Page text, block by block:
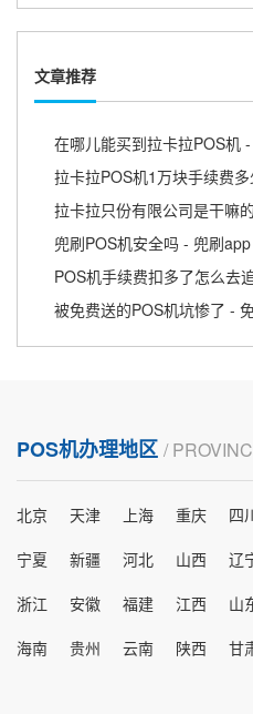
文章推荐
在哪儿能买到拉卡拉POS机
拉卡拉POS机1万块手续费
拉卡拉只份有限公司是干嘛
兜刷POS机安全吗 - 兜刷app
POS机手续费扣多了怎么去
被免费送的POS机坑惨了 -
POS机办理地区 /
北京 天津 上海 重庆 四
宁夏
新疆 河北 山西 辽
浙江
安徽 福建 江西 山
海南
贵州 云南 陕西 甘